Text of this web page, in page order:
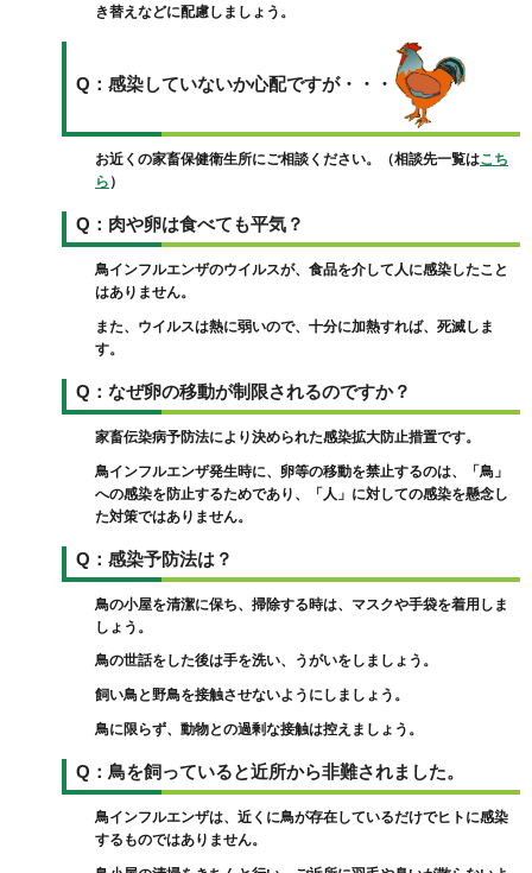
き替えなどに配慮しましょう。
Q：感染していないか心配ですが・・・
お近くの家畜保健衛生所にご相談ください。（相談先一覧はこち
ら ）
Q：肉や卵は食べても平気？
鳥インフルエンザのウイルスが、食品を介して人に感染したこと
はありません。
また、ウイルスは熱に弱いので、十分に加熱すれば、死滅しま
す。
Q：なぜ卵の移動が制限されるのですか？
家畜伝染病予防法により決められた感染拡大防止措置です。
鳥インフルエンザ発生時に、卵等の移動を禁止するのは、「鳥」
への感染を防止するためであり、「人」に対しての感染を懸念し
た対策ではありません。
Q：感染予防法は？
鳥の小屋を清潔に保ち、掃除する時は、マスクや手袋を着用しま
しょう。
鳥の世話をした後は手を洗い、うがいをしましょう。
飼い鳥と野鳥を接触させないようにしましょう。
鳥に限らず、動物との過剰な接触は控えましょう。
Q：鳥を飼っていると近所から非難されました。
鳥インフルエンザは、近くに鳥が存在しているだけでヒトに感染
するものではありません。